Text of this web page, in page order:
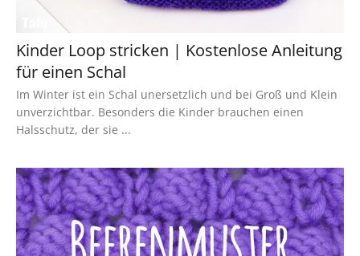
Kinder Loop stricken | Kostenlose Anleitung
für einen Schal
Im Winter ist ein Schal unersetzlich und bei Groß und Klein
unverzichtbar. Besonders die Kinder brauchen einen
Halsschutz, der sie ...